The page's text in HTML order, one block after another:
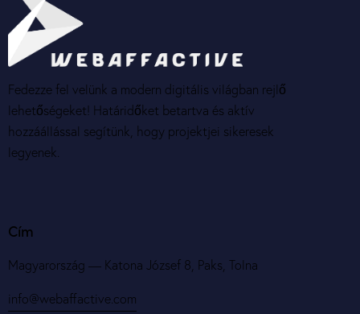
Fedezze fel velünk a modern digitális világban rejlő
lehetőségeket! Határidőket betartva és aktív
hozzáállással segítünk, hogy projektjei sikeresek
legyenek.
Cím
Magyarország — Katona József 8, Paks, Tolna
info@webaffactive.com